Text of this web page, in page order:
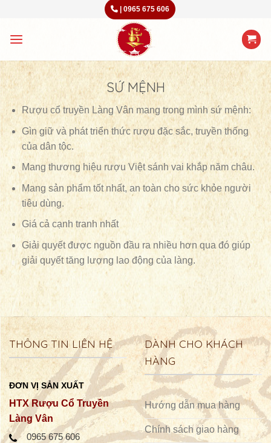
content
| 0965 675 606
SỨ MỆNH
Rượu cổ truyền Làng Vân mang trong mình sứ mệnh:
Gìn giữ và phát triển thức rượu đặc sắc, truyền thống
của dân tộc.
Mang thương hiệu rượu Việt sánh vai khắp năm châu.
Mang sản phẩm tốt nhất, an toàn cho sức khỏe người
tiêu dùng.
Giá cả cạnh tranh nhất
Giải quyết được nguồn đầu ra nhiều hơn qua đó giúp
giải quyết tăng lượng lao động của làng.
THÔNG TIN LIÊN HỆ
ĐƠN VỊ SẢN XUẤT
HTX Rượu Cổ Truyền
Làng Vân
0965 675 606
DÀNH CHO KHÁCH
HÀNG
Hướng dẫn mua hàng
Chính sách giao hàng